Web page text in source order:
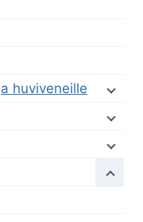
huviveneille